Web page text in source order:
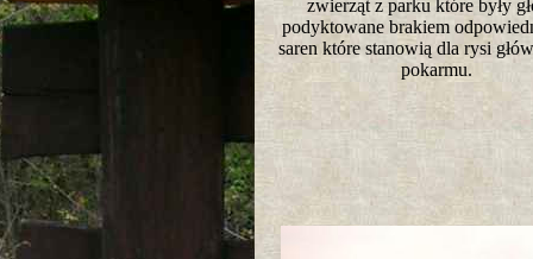
zwierząt z parku które były
podyktowane brakiem
saren które stanowią dla rysi
pokarmu.